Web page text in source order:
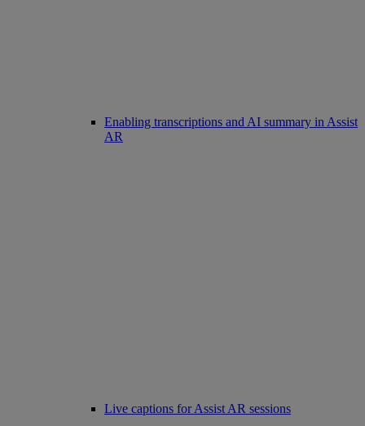
Enabling transcriptions and AI summary in Assist
AR
Live captions for Assist AR sessions